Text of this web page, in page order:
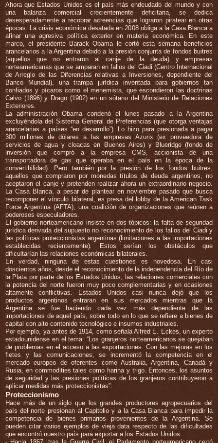
Ahora que Estados Unidos es el país más endeudado del mundo y con
una balanza comercial crecientemente deficitaria, se dedica
desesperadamente a recobrar acreencias que lograron piratear en otras
épocas. La crisis económica desatada en 2008 obliga a la Casa Blanca a
afinar una agresiva política exterior en materia económica. En este
marco, el presidente Barack Obama le cortó esta semana beneficios
arancelarios a la Argentina debido a la presión conjunta de fondos buitres
(aquellos que no entraron al canje de la deuda) y empresas
norteamericanas que se amparan en fallos del Ciadi (Centro Internacional
de Arreglo de las Diferencias relativas a Inversiones, dependiente del
Banco Mundial), una trampa jurídica inventada para gobiernos tan
confiados y pícaros como el menemista, que escondieron las doctrinas
Calvo (1896) y Drago (1902) en un sótano del Ministerio de Relaciones
Exteriores.
La administración Obama condenó el lunes pasado a la Argentina
excluyéndola del Sistema General de Preferencias (que otorga ventajas
arancelarias a países “en desarrollo”). Lo hizo para presionarla a pagar
300 millones de dólares a las empresas Azurix (ex proveedora de
servicios de agua y cloacas en Buenos Aires) y Blueridge (fondo de
inversión que compró a la empresa CMS, accionista de una
transportadora de gas que operaba en el país en la época de la
convertibilidad). Pero también por la presión de los fondos buitres,
aquellos que compraron por monedas títulos de deuda argentinos, no
aceptaron el canje y pretenden realizar ahora un extraordinario negocio.
La Casa Blanca, a pesar de plantear en noviembre pasado que busca
recomponer el vínculo bilateral, es presa del lobby de la American Task
Force Argentina (AFTA), una coalición de organizaciones que reúnen a
poderosos especuladores.
El gobierno norteamericano insiste en dos tópicos: la falta de seguridad
jurídica derivada del supuesto no reconocimiento de los fallos del Ciadi y
las políticas proteccionistas argentinas (limitaciones a las importaciones
establecidas recientemente). Estos serían los obstáculos que
dificultarían las relaciones económicas bilaterales.
En verdad, ninguna de estas cuestiones es novedosa. En casi
doscientos años, desde el reconocimiento de la independencia del Río de
la Plata por parte de los Estados Unidos, las relaciones comerciales con
la potencia del norte fueron muy poco complementarias y en ocasiones
altamente conflictivas. Estados Unidos casi nunca dejó que los
productos argentinos entraran en sus mercados mientras que la
Argentina se fue haciendo cada vez más dependiente de las
importaciones de aquel país, sobre todo en lo que se refiere a bienes de
capital con alto contenido tecnológico e insumos industriales.
Por ejemplo, ya antes de 1914, como señala Alfred E. Eckes, un experto
estadounidense en el tema: “Los granjeros norteamericanos se quejaban
de problemas en el acceso a las exportaciones. Con las mejoras en los
fletes y las comunicaciones, se incrementó la competencia en el
mercado europeo de oferentes como Australia, Argentina, Canadá y
Rusia, en commodities tales como harina y trigo. Entonces, los asuntos
de seguridad y las presiones políticas de los granjeros contribuyeron a
aplicar medidas más proteccionistas”.
Proteccionismo
Hace más de un siglo que los grandes productores agropecuarios del
país del norte presionan al Capitolio y a la Casa Blanca para impedir la
competencia de bienes primarios provenientes de la Argentina. Se
pueden citar varios ejemplos de vieja data respecto de las dificultades
que encontró nuestro país para exportar a los Estados Unidos.